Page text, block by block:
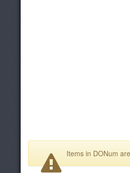
Items in DONum